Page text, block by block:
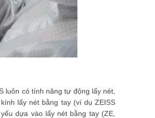
luôn có tính năng tự động lấy nét,
lấy nét bằng tay (ví dụ ZEISS
dựa vào lấy nét bằng tay (ZE,